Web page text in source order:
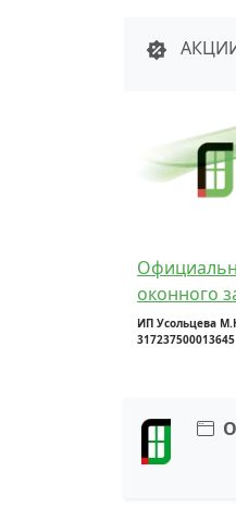
оконного
ИП Усольцева
317237500013645